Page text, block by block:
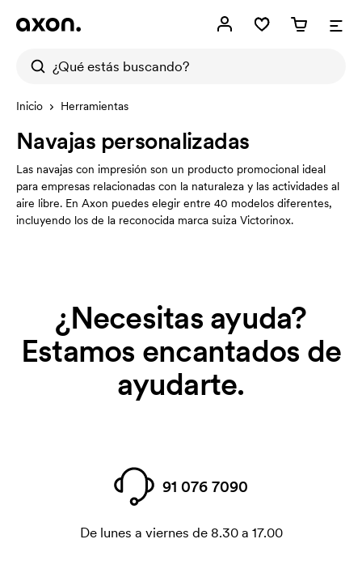
Inicio Herramientas
Navajas personalizadas
Las navajas con impresión son un producto promocional ideal
para empresas relacionadas con la naturaleza y las actividades al
aire libre. En Axon puedes elegir entre 40 modelos diferentes,
incluyendo los de la reconocida marca suiza Victorinox.
¿Necesitas ayuda?
Estamos encantados de
ayudarte.
91 076 7090
De lunes a viernes de 8.30 a 17.00